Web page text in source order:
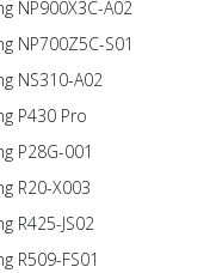
NP900X3C-A02
NP700Z5C-S01
NS310-A02
P430 Pro
P28G-001
R20-X003
R425-JS02
R509-FS01